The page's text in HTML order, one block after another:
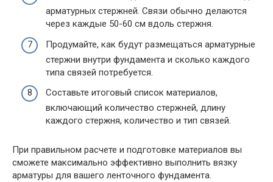
арматурных стержней. Связи обычно делаются
через каждые 50-60 см вдоль стержня.
Продумайте, как будут размещаться арматурные
стержни внутри фундамента и сколько каждого
типа связей потребуется.
Составьте итоговый список материалов,
включающий количество стержней, длину
каждого стержня, количество и тип связей.
При правильном расчете и подготовке материалов вы
сможете максимально эффективно выполнить вязку
арматуры для вашего ленточного фундамента.